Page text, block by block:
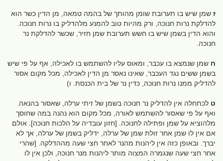
ז שמן שיש בו תערובת שומן מהותך של בהמה טמאה, מן הדין כשר הוא
להדלקת נרות חנוכה, ורק מהיות טוב להמנע מלהדליק בו נרות חנוכה.
והוא הדין בשמן שיש בו חשש תערובת שמן חזיר, שכשר להדלקת נר
חנוכה.
ח שמן שנמצא בו עכבר, ומאוס עליו להשתמש בו לאכילה, אף על פי שיש
בשמן ששים נגד העכבר, שאינו נאסר מן הדין לאכילה, מכל מקום אסור
להדליק ממנו נרות חנוכה, כדין נר של בית הכנסת. ו)
ט לכתחלה אין להדליק נר חנוכה בשמן של זיתי ערלה, שאסור בהנאה.
ואף על פי שאסור להשתמש לאורה, מכל מקום הוא נהנה במה שחוסך
מלהוציא על שמן ופתילה לחנוכה. [חזון עובדיה על הלכות חנוכה]. אולם
אם אין לו שמן אחר זולת שמן של ערלה, ידליק בשמן של ערלה, אך לא
יברך. ובאופן כזה אין ליהנות מהנר לאחר חצי שעה מההדלקה. [שהרי
אחר חצי שעה שנגמרה המצוה מותר ליהנות מנר חנוכה, ולכן אין לו